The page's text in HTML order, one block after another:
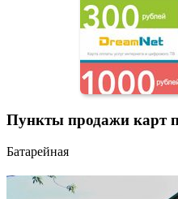
Пункты продажи карт
Батарейная